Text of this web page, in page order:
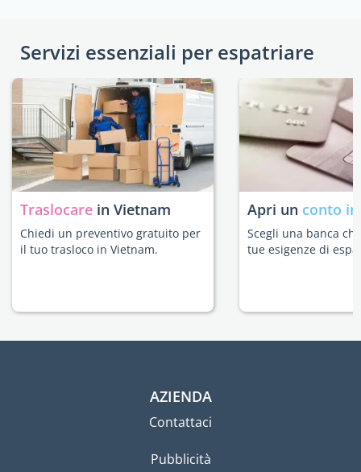
Servizi essenziali per espatriare
Traslocare in Vietnam
Chiedi un preventivo gratuito per
il tuo trasloco in Vietnam.
Apri un conto
Scegli una banca
tue esigenze di
AZIENDA
Contattaci
Pubblicità